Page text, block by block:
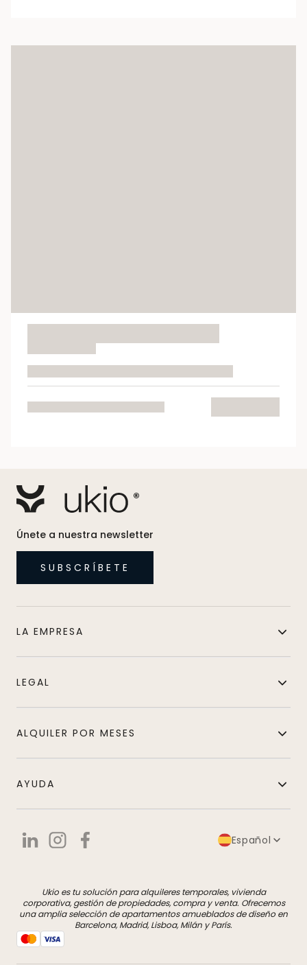
Únete a nuestra newsletter
SUBSCRÍBETE
LA EMPRESA
LEGAL
ALQUILER POR MESES
AYUDA
Español
Ukio es tu solución para alquileres temporales, vivienda
corporativa, gestión de propiedades, compra y venta. Ofrecemos
una amplia selección de apartamentos amueblados de diseño en
Barcelona, Madrid, Lisboa, Milán y París.